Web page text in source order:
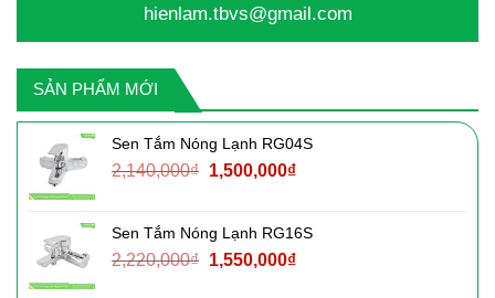
hienlam.tbvs@gmail.com
SẢN PHẨM MỚI
Sen Tắm Nóng Lạnh RG04S
2,140,000₫ Giá
2,140,000₫.
1,500,000₫Giá
là:
1,500,000₫.
Sen Tắm Nóng Lạnh RG16S
2,220,000₫ Giá
1,550,000₫Giá